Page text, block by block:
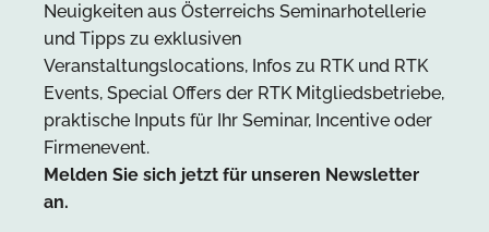
Neuigkeiten aus Österreichs Seminarhotellerie
und Tipps zu exklusiven
Veranstaltungslocations, Infos zu RTK und RTK
Events, Special Offers der RTK Mitgliedsbetriebe,
praktische Inputs für Ihr Seminar, Incentive oder
Firmenevent.
Melden Sie sich jetzt für unseren Newsletter
an.